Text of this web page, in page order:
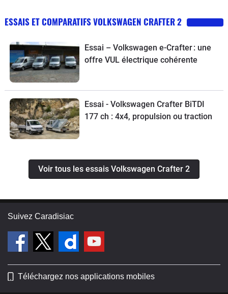
ESSAIS ET COMPARATIFS VOLKSWAGEN CRAFTER 2
Essai – Volkswagen e-Crafter : une
offre VUL électrique cohérente
Essai - Volkswagen Crafter BiTDI
177 ch : 4x4, propulsion ou traction
Voir tous les essais Volkswagen Crafter 2
Suivez Caradisiac
Téléchargez nos applications mobiles